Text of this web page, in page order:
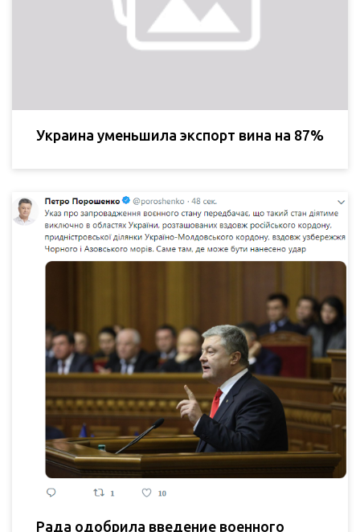
Украина уменьшила экспорт вина на 87%
Рада одобрила введение военного